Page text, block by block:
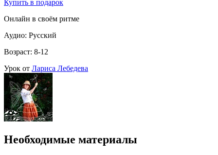
Купить в подарок
Онлайн в своём ритме
Аудио: Русский
Возраст: 8-12
Урок от Лариса Лебедева
Необходимые материалы